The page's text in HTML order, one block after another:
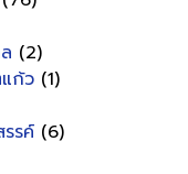
(2)
ก้ว (1)
รค์ (6)